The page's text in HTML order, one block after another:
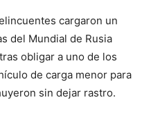
cargaron un
del Mundial de Rusia
obligar a uno de los
de carga menor para
sin dejar rastro.